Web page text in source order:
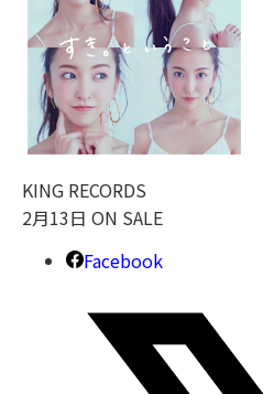
KING RECORDS
2月13日 ON SALE
Facebook